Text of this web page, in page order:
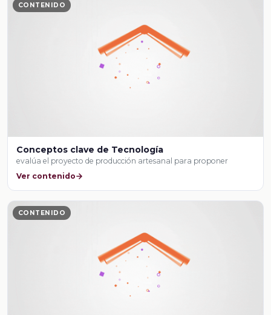
CONTENIDO
Conceptos clave de Tecnología
evalúa el proyecto de producción artesanal para proponer
Ver contenido
CONTENIDO